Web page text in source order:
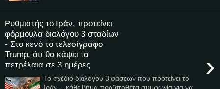
Ρυθμιστής το Ιράν, προτείνει
φόρμουλα διαλόγου 3 σταδίων
- Στο κενό το τελεσίγραφο
Trump, ότι θα κάψει τα
πετρέλαια σε 3 ημέρες
›
Το σχέδιο διαλόγου 3 φάσεων που προτείνει το
Ιράν… κάθε βήμα προϋποθέτει συμφωνία για να